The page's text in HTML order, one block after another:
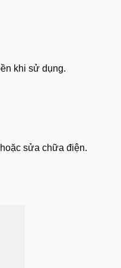
khi sử dụng.
sửa chữa điện.